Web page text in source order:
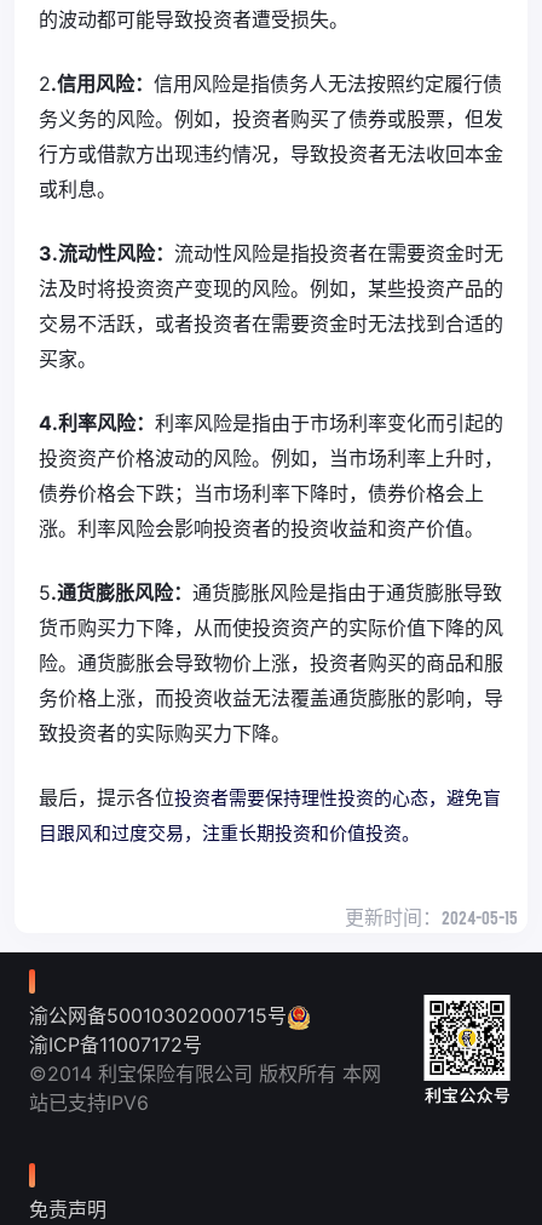
的波动都可能导致投资者遭受损失。
2.信用风险： 信用风险是指债务人无法按照约定履行债
务义务的风险。例如，投资者购买了债券或股票，但发
行方或借款方出现违约情况，导致投资者无法收回本金
或利息。
3.流动性风险： 流动性风险是指投资者在需要资金时无
法及时将投资资产变现的风险。例如，某些投资产品的
交易不活跃，或者投资者在需要资金时无法找到合适的
买家。
4.利率风险： 利率风险是指由于市场利率变化而引起的
投资资产价格波动的风险。例如，当市场利率上升时，
债券价格会下跌；当市场利率下降时，债券价格会上
涨。利率风险会影响投资者的投资收益和资产价值。
5.通货膨胀风险： 通货膨胀风险是指由于通货膨胀导致
货币购买力下降，从而使投资资产的实际价值下降的风
险。通货膨胀会导致物价上涨，投资者购买的商品和服
务价格上涨，而投资收益无法覆盖通货膨胀的影响，导
致投资者的实际购买力下降。
最后，提示各位投资者需要保持理性投资的心态，避免盲
目跟风和过度交易，注重长期投资和价值投资。
更新时间： 2024-05-15
渝公网备50010302000715号
渝ICP备11007172号
©2014 利宝保险有限公司 版权所有 本网
站已支持IPV6
免责声明